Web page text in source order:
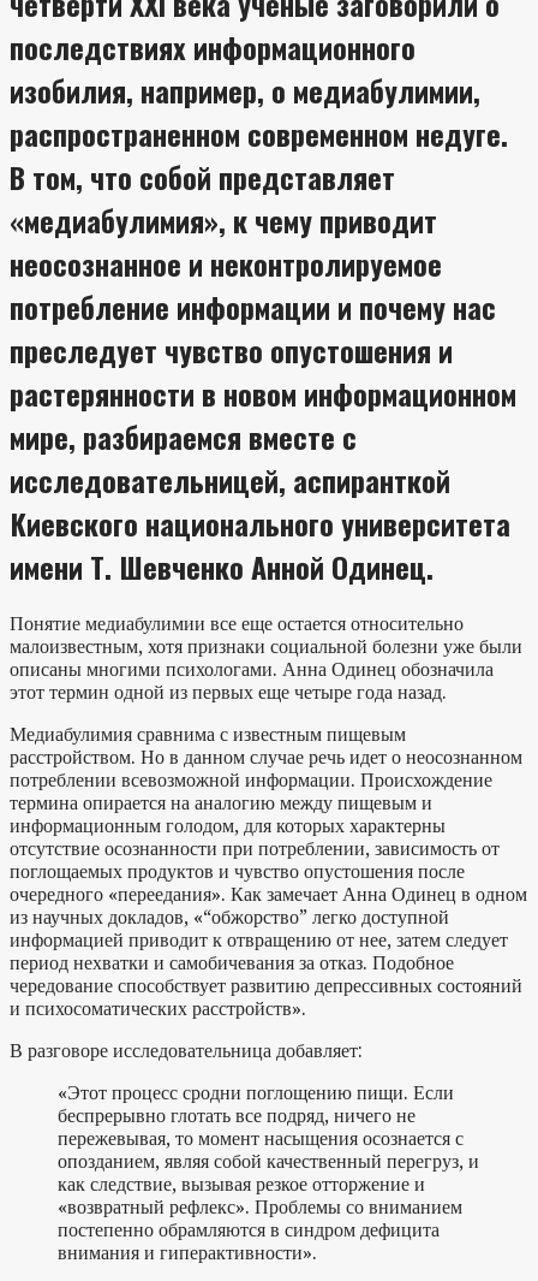
последствиях информационного
изобилия, например, о медиабулимии,
распространенном современном недуге.
В том, что собой представляет
«медиабулимия», к чему приводит
неосознанное и неконтролируемое
потребление информации и почему нас
преследует чувство опустошения и
растерянности в новом информационном
мире, разбираемся вместе с
исследовательницей, аспиранткой
Киевского национального университета
имени Т. Шевченко Анной Одинец.
Понятие медиабулимии все еще остается относительно
малоизвестным, хотя признаки социальной болезни уже были
описаны многими психологами. Анна Одинец обозначила
этот термин одной из первых еще четыре года назад.
Медиабулимия сравнима с известным пищевым
расстройством. Но в данном случае речь идет о неосознанном
потреблении всевозможной информации. Происхождение
термина опирается на аналогию между пищевым и
информационным голодом, для которых характерны
отсутствие осознанности при потреблении, зависимость от
поглощаемых продуктов и чувство опустошения после
очередного «переедания». Как замечает Анна Одинец в одном
из научных докладов, «“обжорство” легко доступной
информацией приводит к отвращению от нее, затем следует
период нехватки и самобичевания за отказ. Подобное
чередование способствует развитию депрессивных состояний
и психосоматических расстройств».
В разговоре исследовательница добавляет:
«Этот процесс сродни поглощению пищи. Если
беспрерывно глотать все подряд, ничего не
пережевывая, то момент насыщения осознается с
опозданием, являя собой качественный перегруз, и
как следствие, вызывая резкое отторжение и
«возвратный рефлекс». Проблемы со вниманием
постепенно обрамляются в синдром дефицита
внимания и гиперактивности».